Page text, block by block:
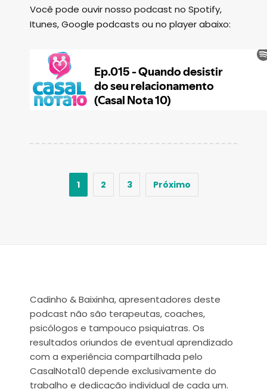
Você pode ouvir nosso podcast no Spotify,
Itunes, Google podcasts ou no player abaixo:
1 2 3 Próximo
Cadinho & Baixinha, apresentadores deste
podcast não são terapeutas, coaches,
psicólogos e tampouco psiquiatras. Os
resultados oriundos de eventual aprendizado
com a experiência compartilhada pelo
CasalNota10 depende exclusivamente do
trabalho e dedicação individual de cada um.